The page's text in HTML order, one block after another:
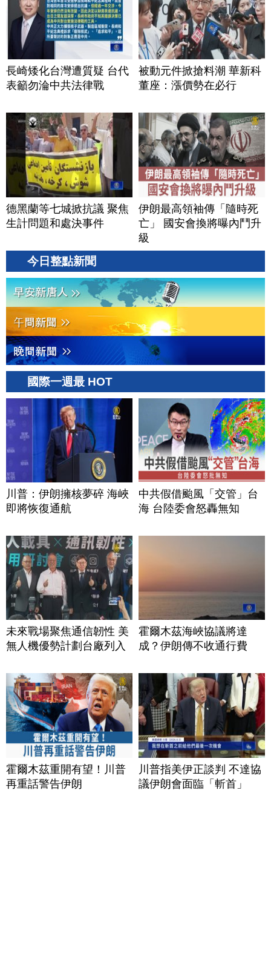
長崎矮化台灣遭質疑 台代
表籲勿淪中共法律戰
被動元件掀搶料潮 華新科
董座：漲價勢在必行
德黑蘭等七城掀抗議 聚焦
生計問題和處決事件
伊朗最高領袖傳「隨時死
亡」 國安會換將曝內鬥升
級
今日整點新聞
國際一週最 HOT
川普：伊朗擁核夢碎 海峽
即將恢復通航
中共假借颱風「交管」台
海 台陸委會怒轟無知
未來戰場聚焦通信韌性 美
無人機優勢計劃台廠列入
霍爾木茲海峽協議將達
成？伊朗傳不收通行費
霍爾木茲重開有望！川普
再重話警告伊朗
川普指美伊正談判 不達協
議伊朗會面臨「斬首」